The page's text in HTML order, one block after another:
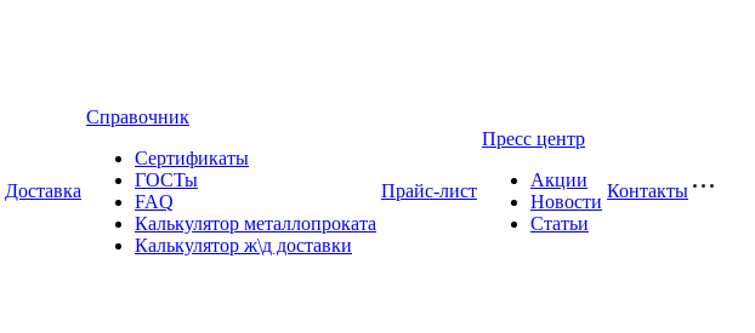
Доставка
Справочник
Сертификаты
ГОСТы
FAQ
Калькулятор металлопроката
Калькулятор ж\д доставки
Прайс-лист
Пресс центр
Акции
Новости
Статьи
Контакты